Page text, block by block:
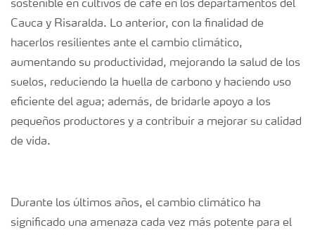
sostenible en cultivos de café en los departamentos del
Cauca y Risaralda. Lo anterior, con la finalidad de
hacerlos resilientes ante el cambio climático,
aumentando su productividad, mejorando la salud de los
suelos, reduciendo la huella de carbono y haciendo uso
eficiente del agua; además, de bridarle apoyo a los
pequeños productores y a contribuir a mejorar su calidad
de vida.
Durante los últimos años, el cambio climático ha
significado una amenaza cada vez más potente para el